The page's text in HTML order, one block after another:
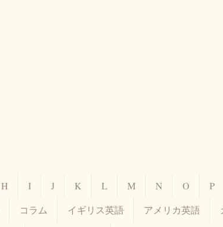
H I J K L M N O
P
コラム イギリス英語 アメリカ英語